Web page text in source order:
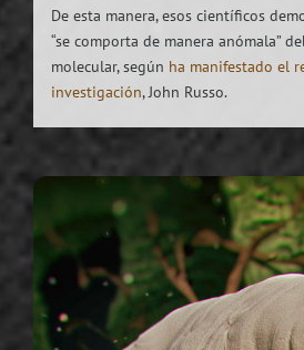
De esta manera, esos científicos
“se comporta de manera anómala”
molecular, según ha manifestado el
investigación, John Russo.